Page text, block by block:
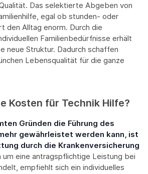
Das selektierte Abgeben von
egal ob stunden- oder
den Alltag enorm. Durch die
Familienbedürfnisse erhält
neue Struktur. Dadurch schaffen
Lebensqualität für die ganze
Kosten für Technik Hilfe?
Gründen die Führung des
gewährleistet werden kann, ist
durch die Krankenversicherung
um eine antragspflichtige Leistung bei
empfiehlt sich ein individuelles